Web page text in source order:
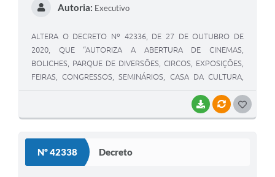
BAIXARVÍNCULOS
Autoria: Executivo
ALTERA O DECRETO Nº 42336, DE 27 DE OUTUBRO DE
2020, QUE “AUTORIZA A ABERTURA DE CINEMAS,
BOLICHES, PARQUE DE DIVERSÕES, CIRCOS, EXPOSIÇÕES,
FEIRAS, CONGRESSOS, SEMINÁRIOS, CASA DA CULTURA,
EVENTOS, NO MUNICÍPIO DE BETIM, E DÁ OUTRAS
PROVIDÊNCIAS”.
Nº 42338 Decreto